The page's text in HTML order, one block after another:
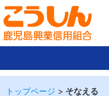
トップページ > そなえる